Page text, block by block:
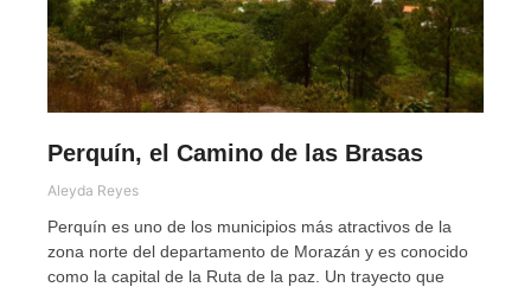
Perquín, el Camino de las Brasas
Aleyda Reyes
Perquín es uno de los municipios más atractivos de la
zona norte del departamento de Morazán y es conocido
como la capital de la Ruta de la paz. Un trayecto que